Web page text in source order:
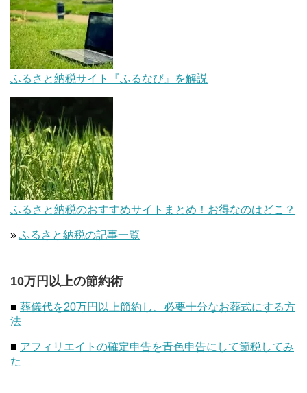
ふるさと納税サイト『ふるなび』を解説
ふるさと納税のおすすめサイトまとめ！お得なのはどこ？
» ふるさと納税の記事一覧
10万円以上の節約術
■ 葬儀代を20万円以上節約し、必要十分なお葬式にする方
法
■ アフィリエイトの確定申告を青色申告にして節税してみ
た